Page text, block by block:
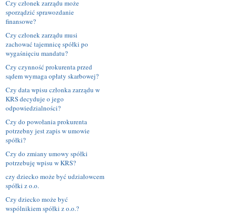
Czy członek zarządu może
sporządzić sprawozdanie
finansowe?
Czy członek zarządu musi
zachować tajemnicę spółki po
wygaśnięciu mandatu?
Czy czynność prokurenta przed
sądem wymaga opłaty skarbowej?
Czy data wpisu członka zarządu w
KRS decyduje o jego
odpowiedzialności?
Czy do powołania prokurenta
potrzebny jest zapis w umowie
spółki?
Czy do zmiany umowy spółki
potrzebuję wpisu w KRS?
czy dziecko może być udziałowcem
spółki z o.o.
Czy dziecko może być
wspólnikiem spółki z o.o.?